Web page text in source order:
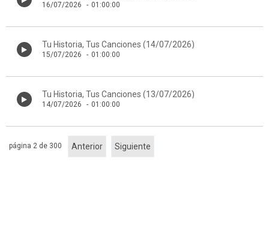
16/07/2026 - 01:00:00
Tu Historia, Tus Canciones (14/07/2026)
15/07/2026 - 01:00:00
Tu Historia, Tus Canciones (13/07/2026)
14/07/2026 - 01:00:00
Anterior Siguiente
página 2 de 300